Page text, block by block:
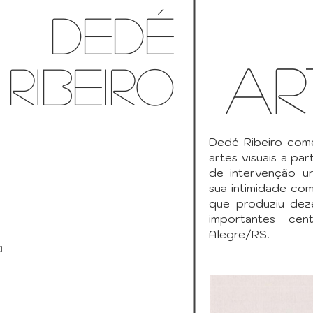
Dedé
Ribeiro
Dedé Ribeiro
artes visuais a
de intervenção
sua intimidade
que produziu
importantes
Alegre/RS.